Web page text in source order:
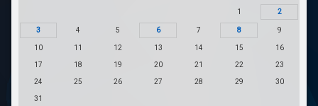
1 2
3 4 5 6 7 8 9
10 11 12 13 14 15 16
17 18 19 20 21 22 23
24 25 26 27 28 29 30
31